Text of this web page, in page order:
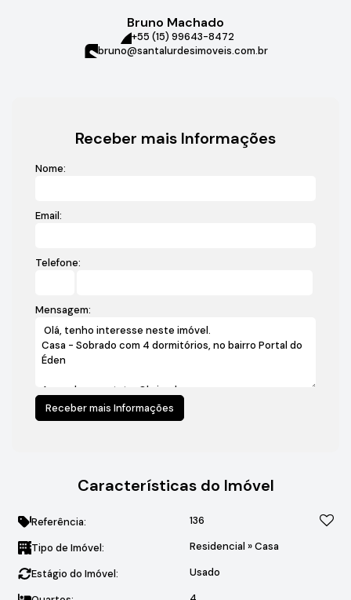
Bruno Machado
+55 (15) 99643-8472
bruno@santalurdesimoveis.com.br
Receber mais Informações
Nome:
Email:
Telefone:
Mensagem:
Características do Imóvel
Referência: 136
Tipo de Imóvel: Residencial »Casa
Estágio do Imóvel: Usado